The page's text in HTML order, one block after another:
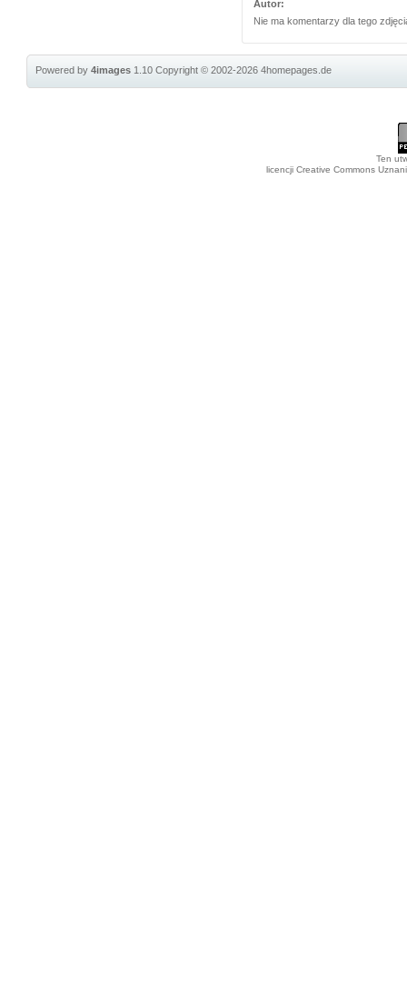
Autor:
Nie ma komentarzy dla tego
Powered by4images 1.10Copyright © 2002-20264homepages.de
Ten
licencji Creative Commons